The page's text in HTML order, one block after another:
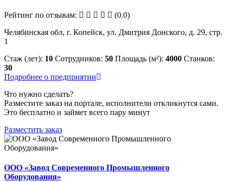
Рейтинг по отзывам:
(0.0)
Челябинская обл, г. Копейск, ул. Дмитрия Донского, д. 29, стр.
1
Стаж (лет): 10 Сотрудников: 50 Площадь (м²): 4000 Станков:
30
Подробнее о предприятии
Что нужно сделать?
Разместите заказ на портале, исполнители откликнутся сами.
Это бесплатно и займет всего пару минут
Разместить заказ
ООО «Завод Современного Промышленного
Оборудования»